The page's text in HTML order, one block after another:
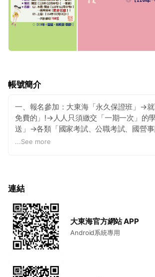
帳號簡介
一、報名參加：大東海「永久保證班」→
免費的」!→人人只須繳交「一期一次」的
送」→各類「國家考試、公職考試、國營事
證照考試、就業考試」！ 二、到大東海：
而且可以「自由選課、自由轉班、自由轉
張上課證」，就可遊走「大東海全國各分班
免費」上課！ 三、步步高昇：報名參加「
後「繼續升官」→也是「永久免費」進修
到各類「五等特考」→由「普考」→到各類
由「高考」→到各類「三等特考」；由「佐
級」→到「高員級」；→由「銀行櫃員」→
參加「永久保證班」→「大東海全國各分班
...See more
連結
大東海官方網站 APP
Android系統專用